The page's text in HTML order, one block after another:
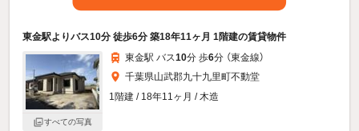
東金駅よりバス10分 徒歩6分 築18年11ヶ月 1階建の賃貸物件
すべての写真
東金駅 バス10分 歩6分 （東金線）
千葉県山武郡九十九里町不動堂
1階建 / 18年11ヶ月 / 木造